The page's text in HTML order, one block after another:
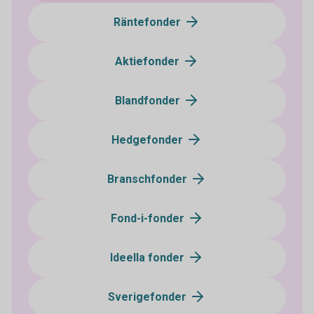
Räntefonder
Aktiefonder
Blandfonder
Hedgefonder
Branschfonder
Fond-i-fonder
Ideella fonder
Sverigefonder